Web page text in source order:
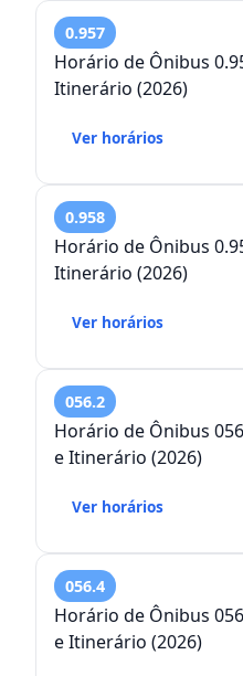
0.957
Horário de Ônibus
Itinerário (2026)
Ver horários
0.958
Horário de Ônibus
Itinerário (2026)
Ver horários
056.2
Horário de Ônibus
e Itinerário (2026)
Ver horários
056.4
Horário de Ônibus
e Itinerário (2026)